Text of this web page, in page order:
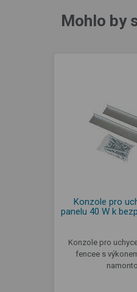
Mohlo by
Konzole pro
panelu 40 W k
Konzole pro
fencee s